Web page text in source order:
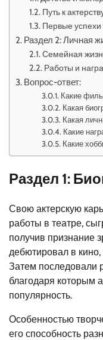
Путь к
Первые успехи
Раздел 2: Личная
Семейная
Работы и
Вопрос-ответ:
Какие
Какая
Какая
Какие
Какие
Раздел 1:
Свою актерскую
работы в театре,
получив признание
дебютировал в
Затем последовали
благодаря которым
популярность.
Особенностью
его способность